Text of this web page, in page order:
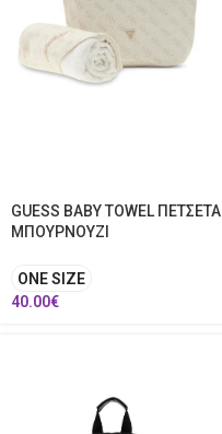
GUESS BABY TOWEL ΠΕΤΣΕΤΑ
ΜΠΟΥΡΝΟΥΖΙ
ONE SIZE
40.00€